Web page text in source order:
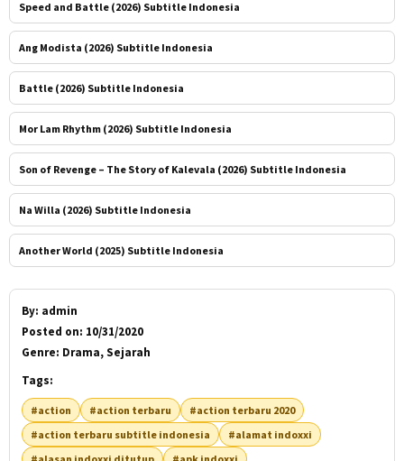
Speed and Battle (2026) Subtitle Indonesia
Ang Modista (2026) Subtitle Indonesia
Battle (2026) Subtitle Indonesia
Mor Lam Rhythm (2026) Subtitle Indonesia
Son of Revenge – The Story of Kalevala (2026) Subtitle Indonesia
Na Willa (2026) Subtitle Indonesia
Another World (2025) Subtitle Indonesia
By: admin
Posted on: 10/31/2020
Genre: Drama, Sejarah
Tags:
#action #action terbaru
#action terbaru 2020
#action terbaru subtitle indonesia
#alamat indoxxi